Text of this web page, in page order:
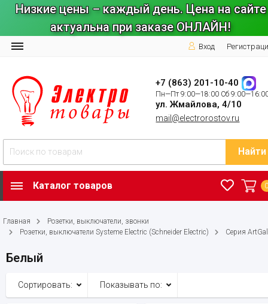
Низкие цены – каждый день. Цена на сайте
актуальна при заказе ОНЛАЙН!
Вход
+7 (863) 201-10-40
Пн—Пт 9:00—18:00 Сб
ул. Жмайлова, 4/10
mail@electrorostov.ru
Найти
Каталог товаров
Главная
Розетки, выключатели, звонки
Розетки, выключатели Systeme Electric (Schneider Electric)
Серия
Белый
Сортировать: Показывать по: